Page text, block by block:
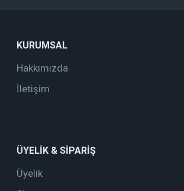
KURUMSAL
Hakkımızda
İletişim
ÜYELİK & SİPARİŞ
Üyelik